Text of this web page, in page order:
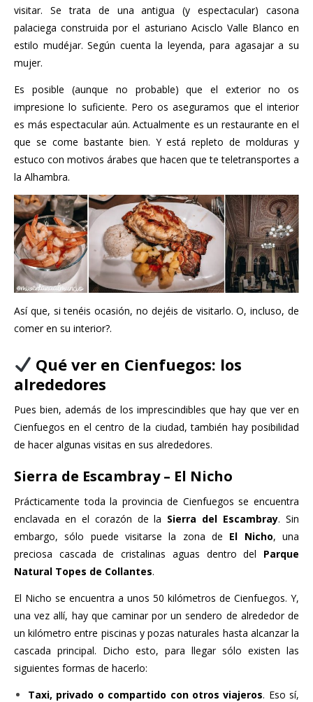
visitar. Se trata de una antigua (y espectacular) casona
palaciega construida por el asturiano Acisclo Valle Blanco en
estilo mudéjar. Según cuenta la leyenda, para agasajar a su
mujer.
Es posible (aunque no probable) que el exterior no os
impresione lo suficiente. Pero os aseguramos que el interior
es más espectacular aún. Actualmente es un restaurante en el
que se come bastante bien. Y está repleto de molduras y
estuco con motivos árabes que hacen que te teletransportes a
la Alhambra.
Así que, si tenéis ocasión, no dejéis de visitarlo. O, incluso, de
comer en su interior?.
Qué ver en Cienfuegos: los
alrededores
Pues bien, además de los imprescindibles que hay que ver en
Cienfuegos en el centro de la ciudad, también hay posibilidad
de hacer algunas visitas en sus alrededores.
Sierra de Escambray – El Nicho
Prácticamente toda la provincia de Cienfuegos se encuentra
enclavada en el corazón de la Sierra del Escambray. Sin
embargo, sólo puede visitarse la zona de El Nicho, una
preciosa cascada de cristalinas aguas dentro del Parque
Natural Topes de Collantes.
El Nicho se encuentra a unos 50 kilómetros de Cienfuegos. Y,
una vez allí, hay que caminar por un sendero de alrededor de
un kilómetro entre piscinas y pozas naturales hasta alcanzar la
cascada principal. Dicho esto, para llegar sólo existen las
siguientes formas de hacerlo:
Taxi, privado o compartido con otros viajeros. Eso sí,